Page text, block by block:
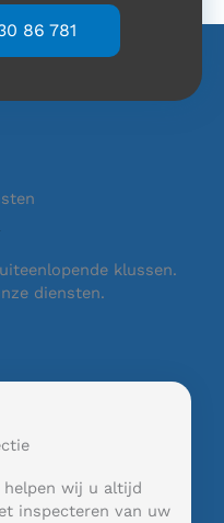
86 781
klussen.
diensten.
helpen wij u altijd
inspecteren van uw